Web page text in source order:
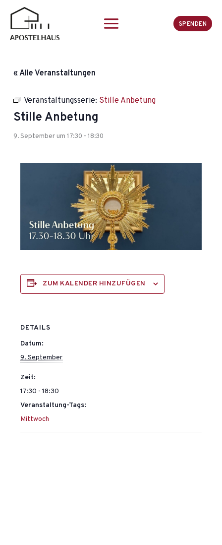
springen
SPENDEN
« Alle Veranstaltungen
Veranstaltungsserie: Stille Anbetung
Stille Anbetung
9. September um 17:30 -18:30
ZUM KALENDER HINZUFÜGEN
DETAILS
Datum:
9. September
Zeit:
17:30 - 18:30
Veranstaltung-Tags:
Mittwoch